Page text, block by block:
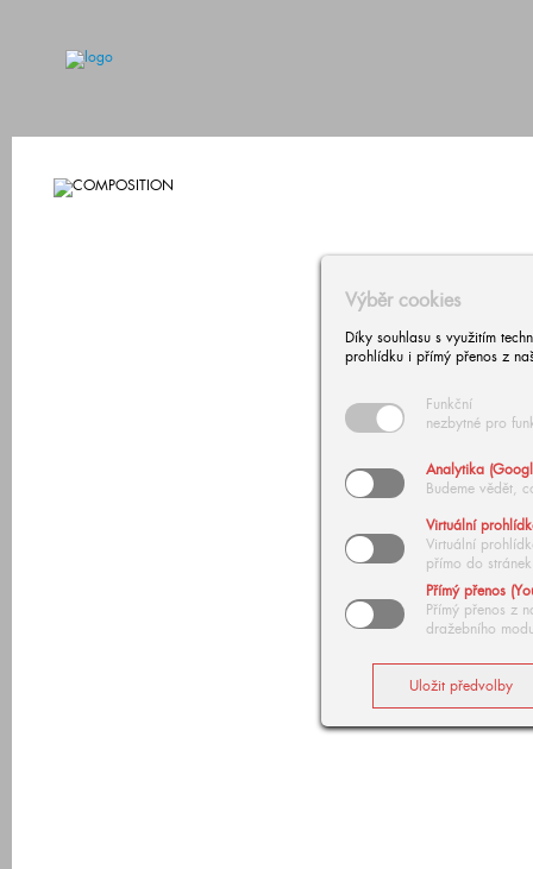
Výběr cookies
Díky souhlasu s využitím
prohlídku i přímý přenos z
Funkční
nezbytné pro
Analytika
Budeme vědět,
Virtuální
Virtuální
přímo do stránek
Přímý přenos
Přímý přenos z
dražebního